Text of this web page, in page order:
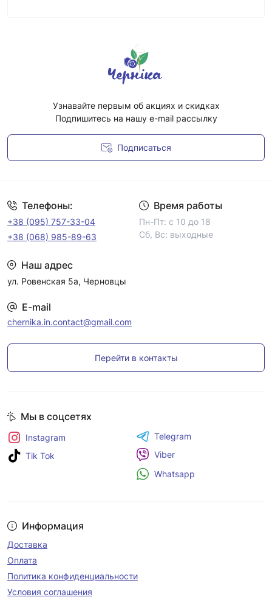
Узнавайте первым об акциях и скидках
Подпишитесь на нашу e-mail рассылку
Подписаться
Телефоны:
+38 (095) 757-33-04
+38 (068) 985-89-63
Время работы
Пн-Пт: с 10 до 18
Сб, Вс: выходные
Наш адрес
ул. Ровенская 5а, Черновцы
E-mail
chernika.in.contact@gmail.com
Перейти в контакты
Информация
Доставка
Оплата
Политика конфиденциальности
Условия соглашения
Мы в соцсетях
Instagram
Tik Tok
Telegram
Viber
Whatsapp